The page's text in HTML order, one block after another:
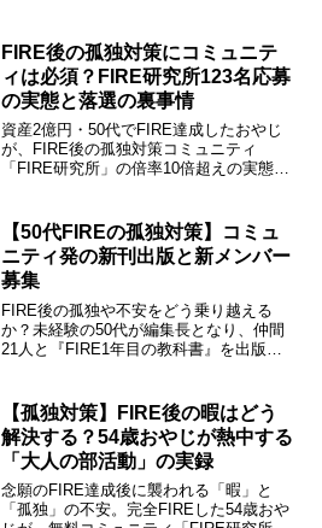
す。人間関係の分散で人生後半の居場所
を作ろう！
FIRE後の孤独対策にコミュニテ
ィは必須？FIRE研究所123名応募
の実態と落選の裏事情
資産2億円・50代でFIRE達成したおやじ
が、FIRE後の孤独対策コミュニティ
「FIRE研究所」の倍率10倍超えの実態と
知りたい方は必見。次回の募集対策も解
説します。
【50代FIREの孤独対策】コミュ
ニティ発の新刊出版と新メンバー
募集
FIRE後の孤独や不安をどう乗り越える
か？未経験の50代が編集長となり、仲間
21人と『FIRE1年目の教科書』を出版し
始！今すぐ詳細をチェック。
【孤独対策】FIRE後の暇はどう
解決する？54歳おやじが熱中する
「大人の部活動」の実録
念願のFIRE達成後に襲われる「暇」と
「孤独」の不安。完全FIREした54歳おや